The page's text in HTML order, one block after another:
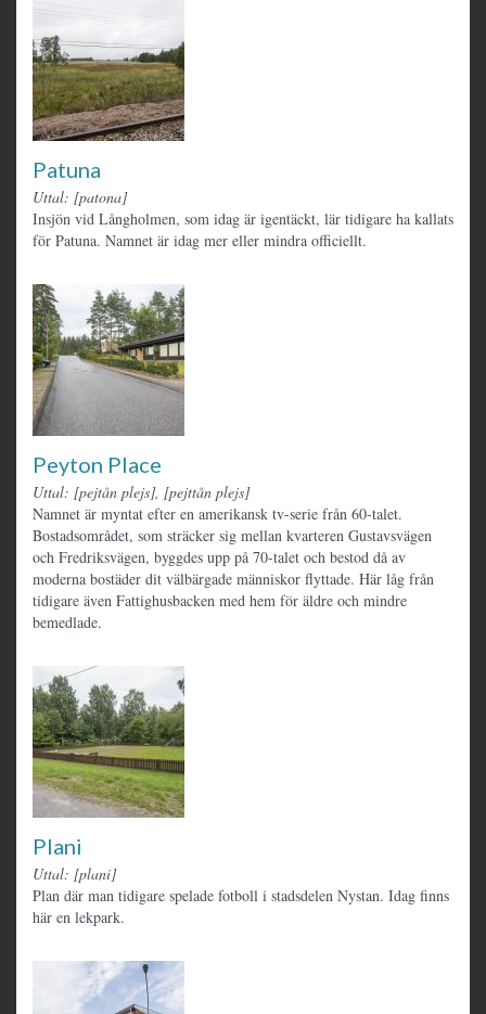
Patuna
Uttal: [patona]
Insjön vid Långholmen, som idag är igentäckt, lär tidigare ha kallats
för Patuna. Namnet är idag mer eller mindra officiellt.
Peyton Place
Uttal: [pejtån plejs], [pejttån plejs]
Namnet är myntat efter en amerikansk tv-serie från 60-talet.
Bostadsområdet, som sträcker sig mellan kvarteren Gustavsvägen
och Fredriksvägen, byggdes upp på 70-talet och bestod då av
moderna bostäder dit välbärgade människor flyttade. Här låg från
tidigare även Fattighusbacken med hem för äldre och mindre
bemedlade.
Plani
Uttal: [plani]
Plan där man tidigare spelade fotboll i stadsdelen Nystan. Idag finns
här en lekpark.